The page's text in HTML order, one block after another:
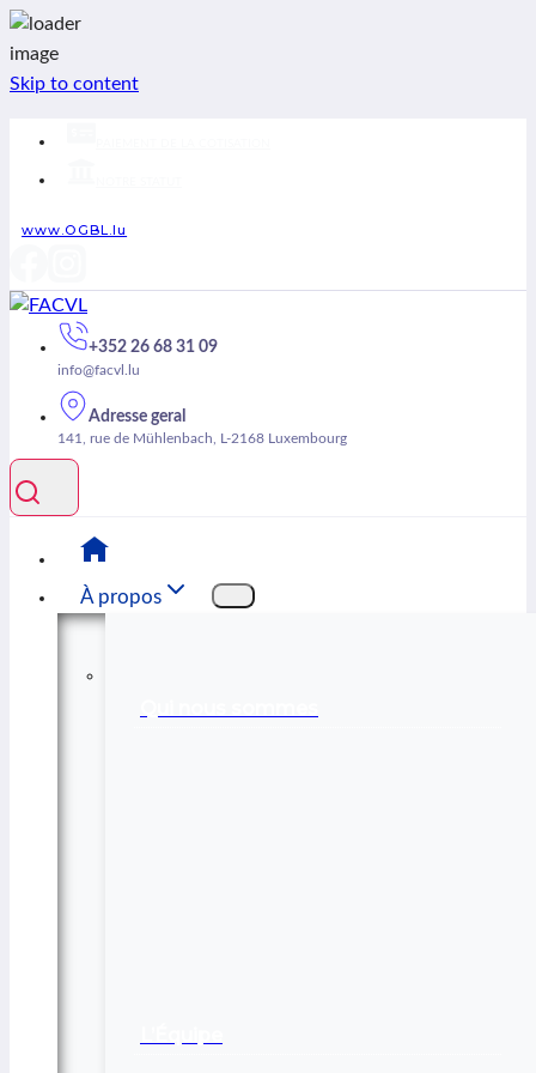
Skip to content
www.OGBL.lu
+352 26 68 31 09
info@facvl.lu
Adresse geral
141, rue de Mühlenbach, L-2168 Luxembourg
À propos